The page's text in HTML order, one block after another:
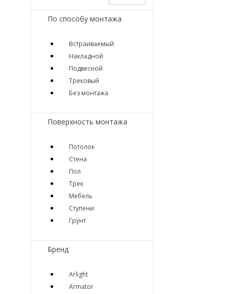
По способу монтажа
Встраиваемый
Накладной
Подвесной
Трековый
Без монтажа
Поверхность монтажа
Потолок
Стена
Пол
Трек
Мебель
Ступени
Грунт
Бренд
Arlight
Armator